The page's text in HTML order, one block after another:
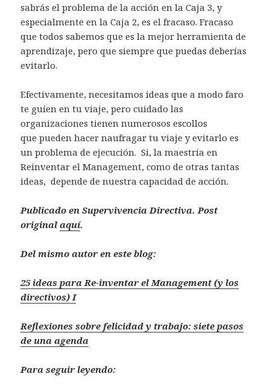
sabrás el problema de la acción en la Caja 3, y
especialmente en la Caja 2, es el fracaso. Fracaso
que todos sabemos que es la mejor herramienta de
aprendizaje, pero que siempre que puedas deberías
evitarlo.
Efectivamente, necesitamos ideas que a modo faro
te guíen en tu viaje, pero cuidado las
organizaciones tienen numerosos escollos
que pueden hacer naufragar tu viaje y evitarlo es
un problema de ejecución. Si, la maestría en
Reinventar el Management, como de otras tantas
ideas, depende de nuestra capacidad de acción.
Publicado en Supervivencia Directiva. Post
originalaquí.
Del mismo autor en este blog:
25 ideas para Re-inventar el Management (y los
directivos) I
Reflexiones sobre felicidad y trabajo: siete pasos
de una agenda
Para seguir leyendo: